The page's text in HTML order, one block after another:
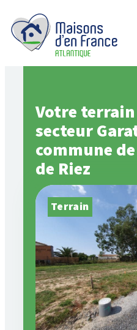
Votre terrain
secteur
commune
de Riez
Terrain